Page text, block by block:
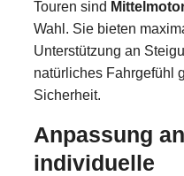
Touren sind
Wahl. Sie bieten
Unterstützung an
natürliches Fahrgefühl
Sicherheit.
Anpassung an
individuelle